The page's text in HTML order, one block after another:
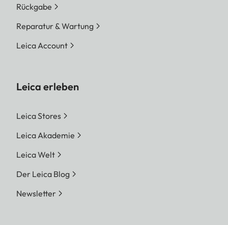
Rückgabe
Reparatur & Wartung
Leica Account
Leica erleben
Leica Stores
Leica Akademie
Leica Welt
Der Leica Blog
Newsletter